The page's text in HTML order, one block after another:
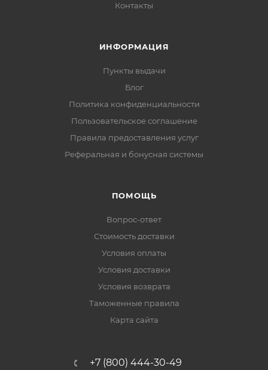
Контакты
ИНФОРМАЦИЯ
Пункты выдачи
Блог
Политика конфиденциальности
Пользовательское соглашение
Правила предоставления услуг
Реферальная и бонусная системы
ПОМОЩЬ
Вопрос-ответ
Стоимость доставки
Условия оплаты
Условия доставки
Условия возврата
Таможенные правила
Карта сайта
+7 (800) 444-30-49